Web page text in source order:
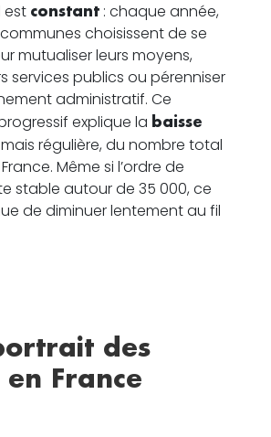
est constant : chaque année,
choisissent de se
mutualiser leurs moyens,
services publics ou pérenniser
administratif. Ce
explique la baisse
régulière, du nombre total
Même si l’ordre de
stable autour de 35 000, ce
de diminuer lentement au fil
des
France